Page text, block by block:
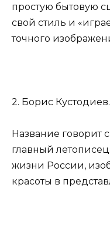
простую бытовую
свой стиль и
точного
2. Борис
Название говорит
главный
жизни России,
красоты в